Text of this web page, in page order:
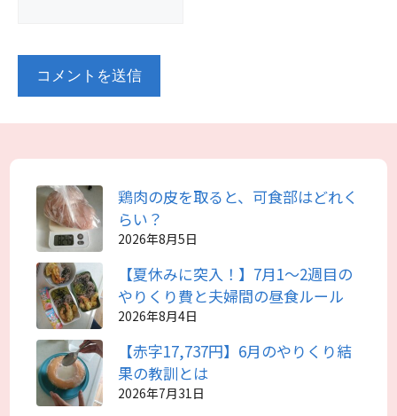
鶏肉の皮を取ると、可食部はどれく
らい？
2026年8月5日
【夏休みに突入！】7月1～2週目の
やりくり費と夫婦間の昼食ルール
2026年8月4日
【赤字17,737円】6月のやりくり結
果の教訓とは
2026年7月31日